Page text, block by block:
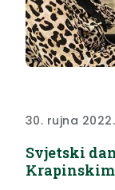
30. rujna 2022.
Svjetski